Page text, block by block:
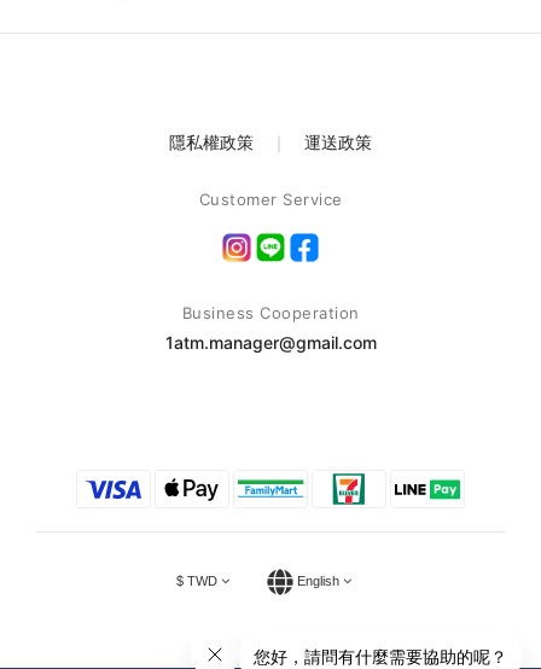
隱私權政策 ｜ 運送政策
Customer Service
Business Cooperation
1atm.manager@gmail.com
$ TWD English